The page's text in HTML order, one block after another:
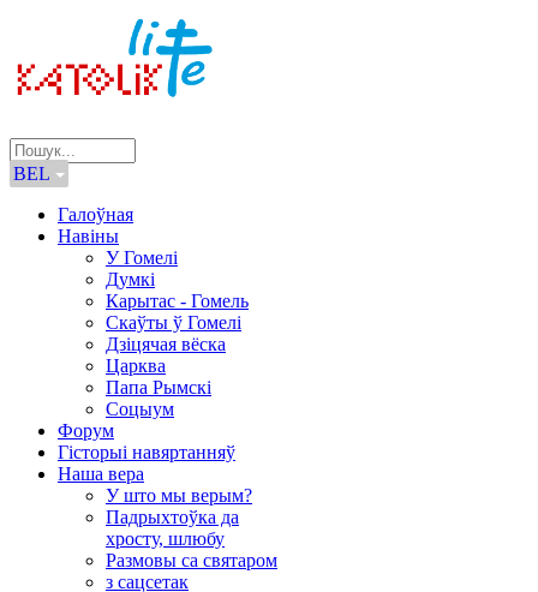
BEL
Галоўная
Навіны
У Гомелі
Думкі
Карытас - Гомель
Скаўты ў Гомелі
Дзіцячая вёска
Царква
Папа Рымскі
Соцыум
Форум
Гісторыі навяртанняў
Наша вера
У што мы верым?
Падрыхтоўка да
хросту, шлюбу
Размовы са святаром
з сацсетак